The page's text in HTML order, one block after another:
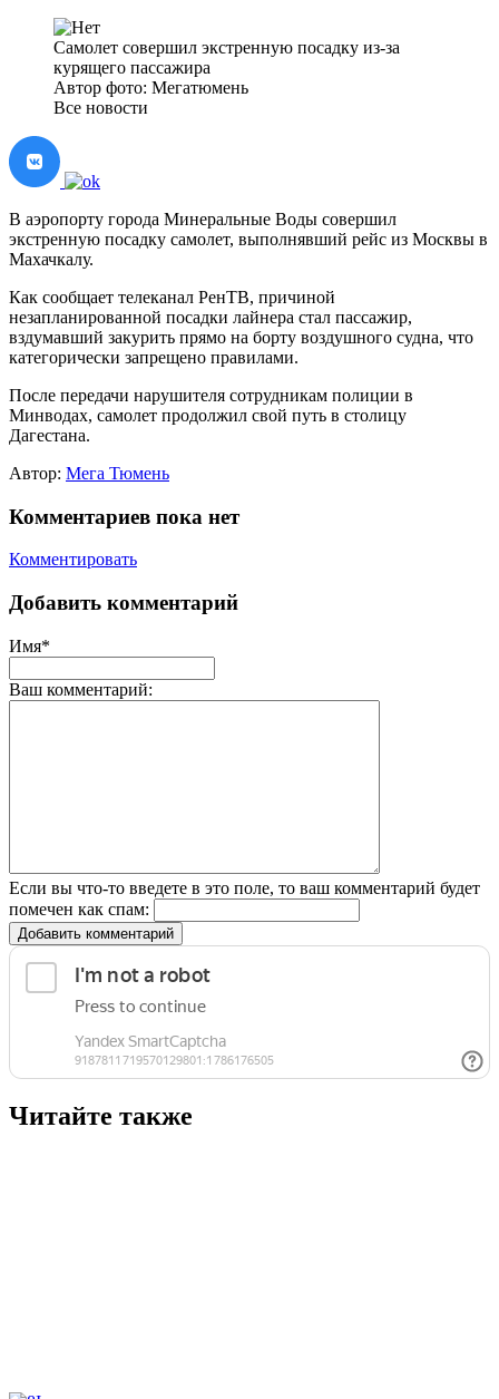
Самолет совершил экстренную посадку из-за
курящего пассажира
Автор фото: Мегатюмень
Все новости
В аэропорту города Минеральные Воды совершил
экстренную посадку самолет, выполнявший рейс из Москвы в
Махачкалу.
Как сообщает телеканал РенТВ, причиной
незапланированной посадки лайнера стал пассажир,
вздумавший закурить прямо на борту воздушного судна, что
категорически запрещено правилами.
После передачи нарушителя сотрудникам полиции в
Минводах, самолет продолжил свой путь в столицу
Дагестана.
Автор: Мега Тюмень
Комментариев пока нет
Комментировать
Добавить комментарий
Имя*
Ваш комментарий:
Если вы что-то введете в это поле, то ваш комментарий будет
помечен как спам:
Добавить комментарий
Читайте также